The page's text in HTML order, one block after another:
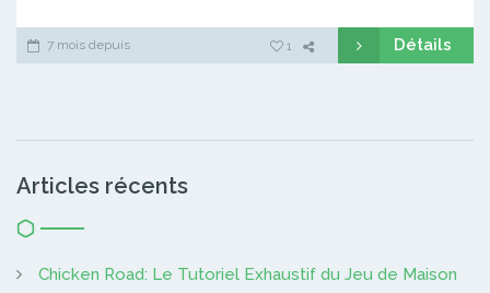
7 mois depuis 1 Détails
Articles récents
Chicken Road: Le Tutoriel Exhaustif du Jeu de Maison